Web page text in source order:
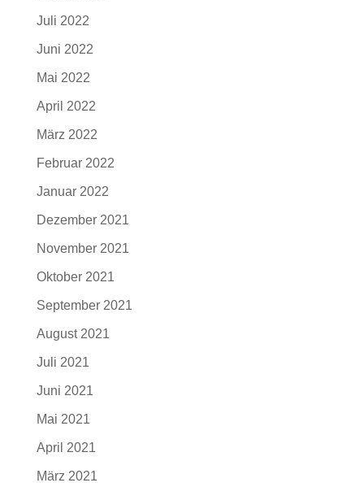
Juli 2022
Juni 2022
Mai 2022
April 2022
März 2022
Februar 2022
Januar 2022
Dezember 2021
November 2021
Oktober 2021
September 2021
August 2021
Juli 2021
Juni 2021
Mai 2021
April 2021
März 2021